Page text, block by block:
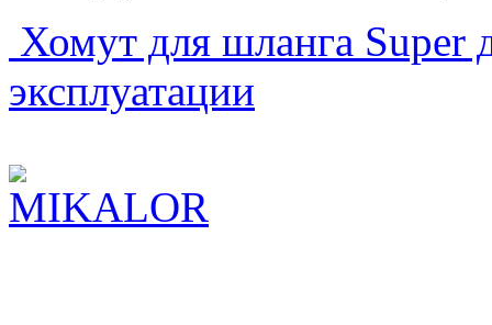
Хомут для шланга Super
эксплуатации